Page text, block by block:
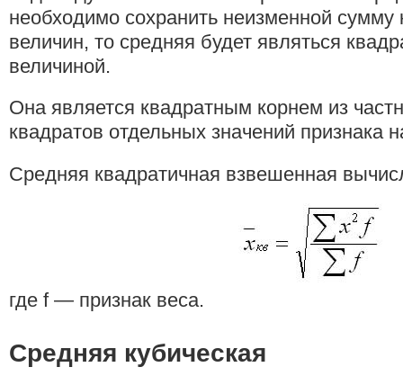
необходимо сохранить неизменной сумму
величин, то средняя будет являться
величиной.
Она является квадратным корнем из
квадратов отдельных значений признака
Средняя квадратичная взвешенная
где f — признак веса.
Средняя кубическая